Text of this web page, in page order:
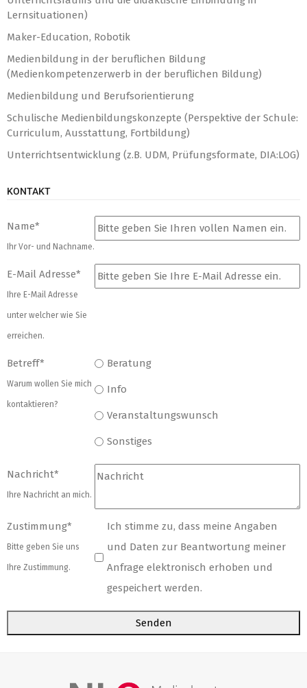
Lernsituationen)
Maker-Education, Robotik
Medienbildung in der beruflichen Bildung
(Medienkompetenzerwerb in der beruflichen Bildung)
Medienbildung und Berufsorientierung
Schulische Medienbildungskonzepte (Perspektive der Schule:
Curriculum, Ausstattung, Fortbildung)
Unterrichtsentwicklung (z.B. UDM, Prüfungsformate, DIA:LOG)
KONTAKT
Name*
Ihr Vor- und Nachname.
E-Mail Adresse*
Ihre E-Mail Adresse
unter welcher wie Sie
erreichen.
Betreff*
Warum wollen Sie mich
kontaktieren?
Beratung
Info
Veranstaltungswunsch
Sonstiges
Nachricht*
Ihre Nachricht an mich.
Zustimmung*
Bitte geben Sie uns
Ihre Zustimmung.
Ich stimme zu, dass meine Angaben
und Daten zur Beantwortung meiner
Anfrage elektronisch erhoben und
gespeichert werden.
Senden